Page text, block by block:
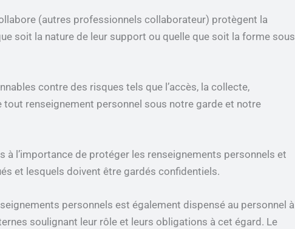
(autres professionnels collaborateur) protègent la
soit la nature de leur support ou quelle que soit la forme sous
contre des risques tels que l’accès, la collecte,
renseignement personnel sous notre garde et notre
l’importance de protéger les renseignements personnels et
et lesquels doivent être gardés confidentiels.
personnels est également dispensé au personnel à
soulignant leur rôle et leurs obligations à cet égard. Le